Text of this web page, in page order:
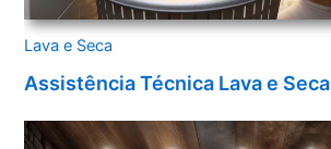
Lava e Seca
Assistência Técnica Lava e Seca